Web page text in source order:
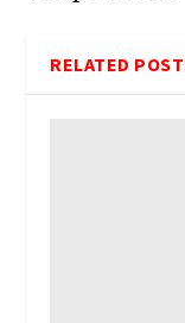
RELATED